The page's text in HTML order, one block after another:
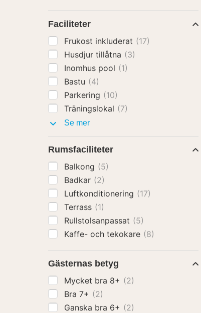
Faciliteter
Frukost inkluderat (17)
Husdjur tillåtna (3)
Inomhus pool (1)
Bastu (4)
Parkering (10)
Träningslokal (7)
Se merFaciliteter
Rumsfaciliteter
Balkong (5)
Badkar (2)
Luftkonditionering (17)
Terrass (1)
Rullstolsanpassat (5)
Kaffe- och tekokare (8)
Gästernas betyg
Mycket bra 8+ (2)
Bra 7+ (2)
Ganska bra 6+ (2)